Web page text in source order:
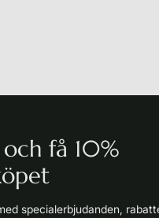
få 10%
specialerbjudanden,